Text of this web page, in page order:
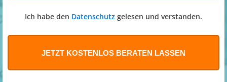
Ich habe den Datenschutz gelesen und verstanden.